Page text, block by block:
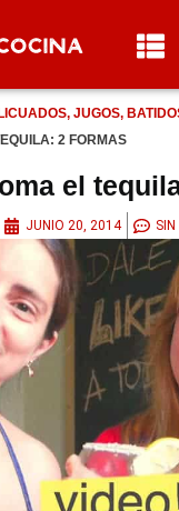
LICUADOS, JUGOS,
2 FORMAS
el
JUNIO 20, 2014